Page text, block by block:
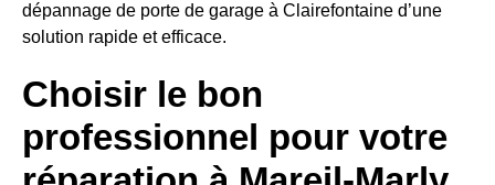
dépannage de porte de garage à Clairefontaine d’une
solution rapide et efficace.
Choisir le bon
professionnel pour votre